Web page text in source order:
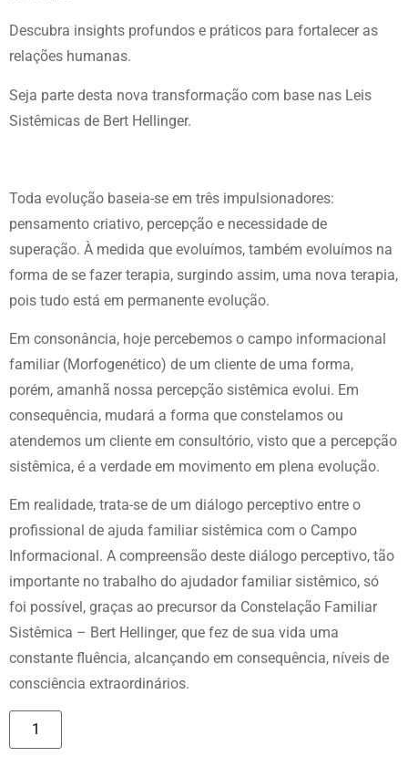
Descubra insights profundos e práticos para fortalecer as
relações humanas.
Seja parte desta nova transformação com base nas Leis
Sistêmicas de Bert Hellinger.
Toda evolução baseia-se em três impulsionadores:
pensamento criativo, percepção e necessidade de
superação. À medida que evoluímos, também evoluímos na
forma de se fazer terapia, surgindo assim, uma nova terapia,
pois tudo está em permanente evolução.
Em consonância, hoje percebemos o campo informacional
familiar (Morfogenético) de um cliente de uma forma,
porém, amanhã nossa percepção sistêmica evolui. Em
consequência, mudará a forma que constelamos ou
atendemos um cliente em consultório, visto que a percepção
sistêmica, é a verdade em movimento em plena evolução.
Em realidade, trata-se de um diálogo perceptivo entre o
profissional de ajuda familiar sistêmica com o Campo
Informacional. A compreensão deste diálogo perceptivo, tão
importante no trabalho do ajudador familiar sistêmico, só
foi possível, graças ao precursor da Constelação Familiar
Sistêmica – Bert Hellinger, que fez de sua vida uma
constante fluência, alcançando em consequência, níveis de
consciência extraordinários.